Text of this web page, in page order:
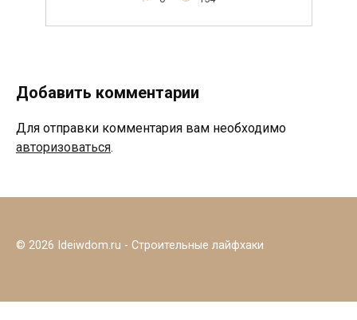
Добавить комментарии
Для отправки комментария вам необходимо
авторизоваться.
© 2026 Ideiwdom.ru - Строительные лайфхаки